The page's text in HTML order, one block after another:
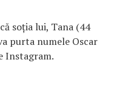
soția lui, Tana (44
purta numele Oscar
Instagram.